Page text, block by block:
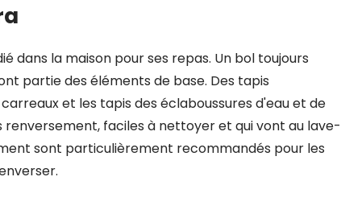
dans la maison pour ses repas. Un bol toujours
partie des éléments de base. Des tapis
et les tapis des éclaboussures d'eau et de
renversement, faciles à nettoyer et qui vont au lave-
sont particulièrement recommandés pour les